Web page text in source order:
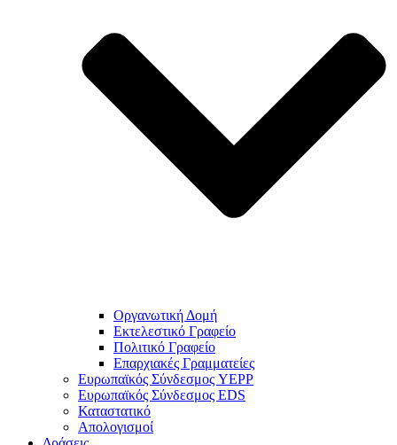
Οργανωτική Δομή
Εκτελεστικό Γραφείο
Πολιτικό Γραφείο
Επαρχιακές Γραμματείες
Ευρωπαϊκός Σύνδεσμος YEPP
Ευρωπαϊκός Σύνδεσμος EDS
Καταστατικό
Απολογισμοί